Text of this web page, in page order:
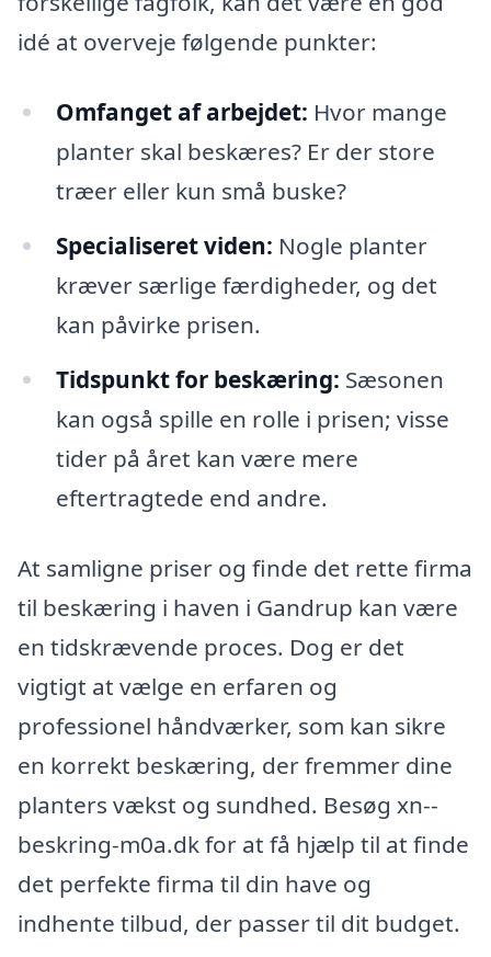
idé at overveje følgende punkter:
Omfanget af arbejdet: Hvor mange
planter skal beskæres? Er der store
træer eller kun små buske?
Specialiseret viden: Nogle planter
kræver særlige færdigheder, og det
kan påvirke prisen.
Tidspunkt for beskæring: Sæsonen
kan også spille en rolle i prisen; visse
tider på året kan være mere
eftertragtede end andre.
At samligne priser og finde det rette firma
til beskæring i haven i Gandrup kan være
en tidskrævende proces. Dog er det
vigtigt at vælge en erfaren og
professionel håndværker, som kan sikre
en korrekt beskæring, der fremmer dine
planters vækst og sundhed. Besøg xn--
beskring-m0a.dk for at få hjælp til at finde
det perfekte firma til din have og
indhente tilbud, der passer til dit budget.